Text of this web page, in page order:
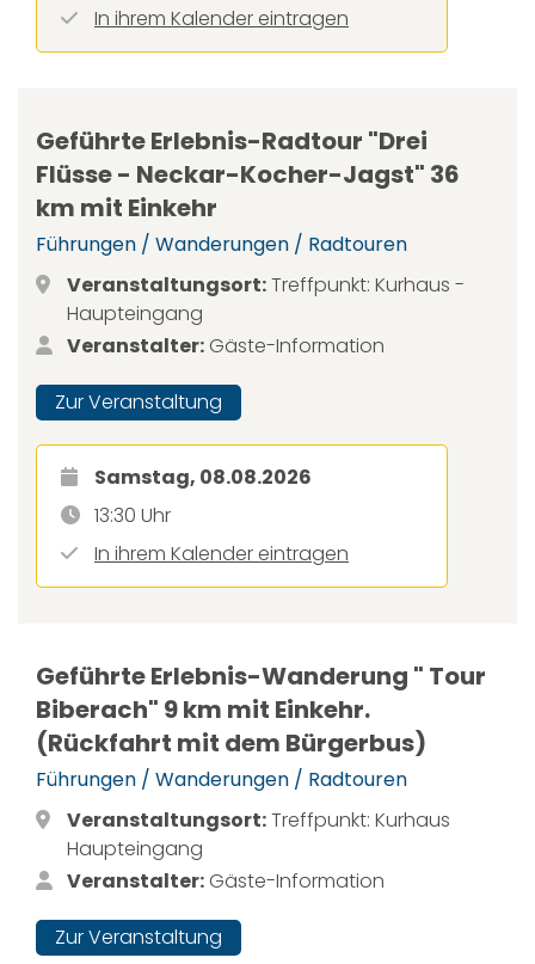
In ihrem Kalender eintragen
Geführte Erlebnis-Radtour "Drei
Flüsse - Neckar-Kocher-Jagst" 36
km mit Einkehr
Führungen / Wanderungen / Radtouren
Veranstaltungsort:Treffpunkt: Kurhaus -
Haupteingang
Veranstalter: Gäste-Information
Zur Veranstaltung
Samstag, 08.08.2026
13:30 Uhr
In ihrem Kalender eintragen
Geführte Erlebnis-Wanderung " Tour
Biberach" 9 km mit Einkehr.
(Rückfahrt mit dem Bürgerbus)
Führungen / Wanderungen / Radtouren
Veranstaltungsort:Treffpunkt: Kurhaus
Haupteingang
Veranstalter: Gäste-Information
Zur Veranstaltung